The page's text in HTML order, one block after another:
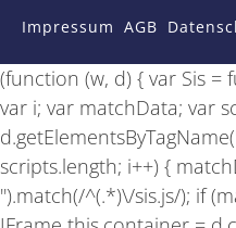
Impressum AGB
(function (w, d) { var Sis =
var i; var matchData; var
scripts.length; i++) {
'').match(/^(.*)\/sis.js/); if